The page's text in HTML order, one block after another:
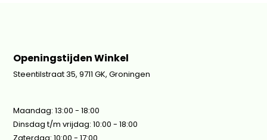
Openingstijden Winkel
Steentilstraat 35, 9711 GK, Groningen
Maandag: 13:00 - 18:00
Dinsdag t/m vrijdag: 10:00 - 18:00